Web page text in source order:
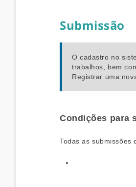
Submissão
O cadastro no
trabalhos, bem
Registrar uma
Condições para
Todas as submissões